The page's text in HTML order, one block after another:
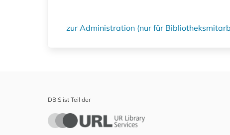
zur Administration (nur für
DBIS ist Teil der